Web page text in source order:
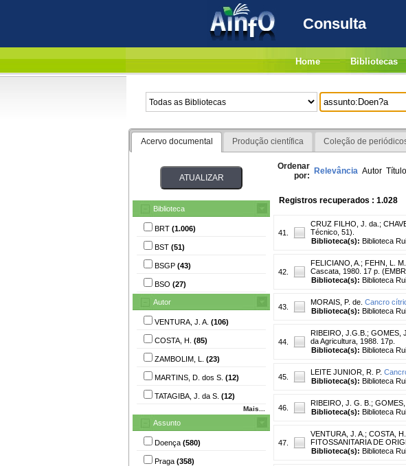
Consulta
Home Bibliotecas
Acervo documental Produção científica Coleção de
Biblioteca
BRT (1.006)
BST (51)
BSGP (43)
BSO (27)
Autor
VENTURA, J. A. (106)
COSTA, H. (85)
ZAMBOLIM, L. (23)
MARTINS, D. dos S. (12)
TATAGIBA, J. da S. (12)
Mais...
Assunto
Doença (580)
Praga (358)
Ordenar
por: Relevância Autor Título
Registros recuperados : 1.028
41.
CRUZ FILHO, J. da. ;
Técnico, 51).
Biblioteca(s): Biblioteca
42.
FELICIANO, A. ; FEHN, L. M.
Cascata, 1980. 17 p.
Biblioteca(s): Biblioteca
43.
MORAIS, P. de. Cancro
Biblioteca(s): Biblioteca
44.
RIBEIRO, J.G.B. ; GOMES,
da Agricultura, 1988. 17p.
Biblioteca(s): Biblioteca
45.
LEITE JUNIOR, R. P.
Biblioteca(s): Biblioteca
46.
RIBEIRO, J. G. B. ; GOMES,
Biblioteca(s): Biblioteca
47.
VENTURA, J. A. ; COSTA, H.
FITOSSANITARIA DE
Biblioteca(s): Biblioteca